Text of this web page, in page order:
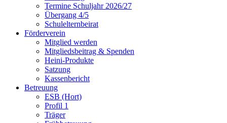
Termine Schuljahr 2026/27
Übergang 4/5
Schulelternbeirat
Förderverein
Mitglied werden
Mitgliedsbeitrag & Spenden
Heini-Produkte
Satzung
Kassenbericht
Betreuung
ESB (Hort)
Profil 1
Träger